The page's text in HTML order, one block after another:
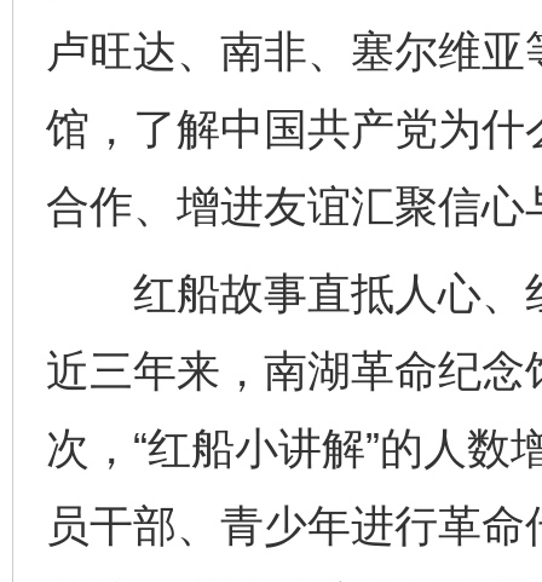
卢旺达、南非、塞尔维
馆，了解中国共产党为
合作、增进友谊汇聚信心
红船故事直抵人心、
近三年来，南湖革命纪
次，“红船小讲解”的人
员干部、青少年进行革